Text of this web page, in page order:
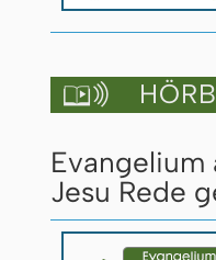

Evangelium
Jesu Rede